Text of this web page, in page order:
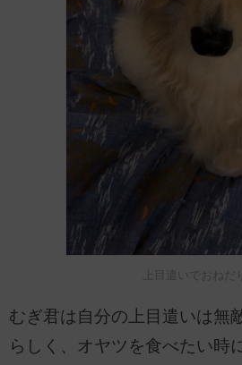
むぎ君は自分の上目遣いは無
らしく、オヤツを食べたい時